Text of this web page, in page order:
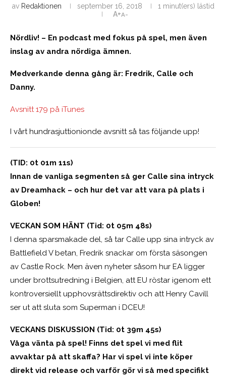
av Redaktionen september 16, 2018
1 minut(ers) lästid
A+A-
Nördliv! – En podcast med fokus på spel, men även
inslag av andra nördiga ämnen.
Medverkande denna gång är: Fredrik, Calle och
Danny.
Avsnitt 179 på iTunes
I vårt hundrasjuttionionde avsnitt så tas följande upp!
(TID: 0t 01m 11s)
Innan de vanliga segmenten så ger Calle sina intryck
av Dreamhack – och hur det var att vara på plats i
Globen!
VECKAN SOM HÄNT (Tid: 0t 05m 48s)
I denna sparsmakade del, så tar Calle upp sina intryck av
Battlefield V betan, Fredrik snackar om första säsongen
av Castle Rock. Men även nyheter såsom hur EA ligger
under brottsutredning i Belgien, att EU röstar igenom ett
kontroversiellt upphovsrättsdirektiv och att Henry Cavill
ser ut att sluta som Superman i DCEU!
VECKANS DISKUSSION (Tid: 0t 39m 45s)
Våga vänta på spel! Finns det spel vi med flit
avvaktar på att skaffa? Har vi spel vi inte köper
direkt vid release och varför gör vi så med specifikt